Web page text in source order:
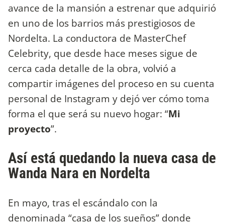
avance de la mansión a estrenar que adquirió
en uno de los barrios más prestigiosos de
Nordelta. La conductora de MasterChef
Celebrity, que desde hace meses sigue de
cerca cada detalle de la obra, volvió a
compartir imágenes del proceso en su cuenta
personal de Instagram y dejó ver cómo toma
forma el que será su nuevo hogar: “Mi
proyecto”.
Así está quedando la nueva casa de
Wanda Nara en Nordelta
En mayo, tras el escándalo con la
denominada “casa de los sueños” donde